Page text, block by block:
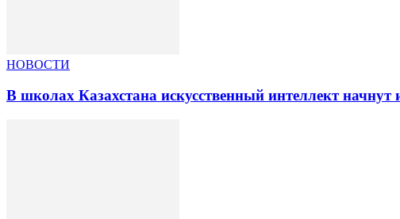
НОВОСТИ
В школах Казахстана искусственный интеллект начнут